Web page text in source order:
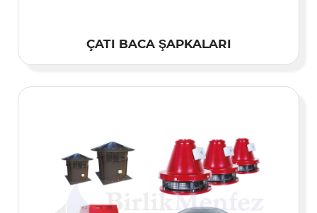
ÇATI BACA ŞAPKALARI